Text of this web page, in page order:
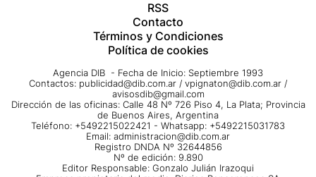
RSS
Contacto
Términos y Condiciones
Política de cookies
Agencia DIB - Fecha de Inicio: Septiembre 1993
Contactos: publicidad@dib.com.ar / vpignaton@dib.com.ar /
avisosdib@gmail.com
Dirección de las oficinas: Calle 48 Nº 726 Piso 4, La Plata; Provincia
de Buenos Aires, Argentina
Teléfono: +5492215022421 - Whatsapp: +5492215031783
Email: administracion@dib.com.ar
Registro DNDA Nº 32644856
Nº de edición: 9.890
Editor Responsable: Gonzalo Julián Irazoqui